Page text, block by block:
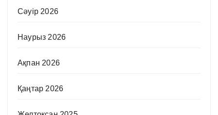
Сәуір 2026
Наурыз 2026
Ақпан 2026
Қаңтар 2026